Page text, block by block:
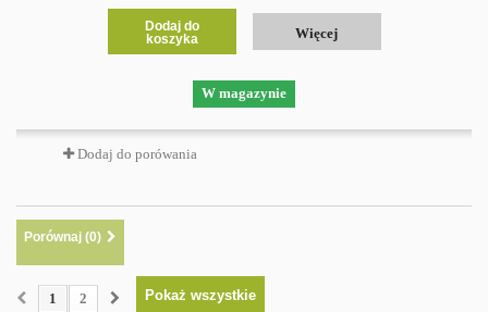
Dodaj do
koszyka
Więcej
W magazynie
Dodaj do porówania
Porównaj (0)
Pokaż wszystkie
1 2